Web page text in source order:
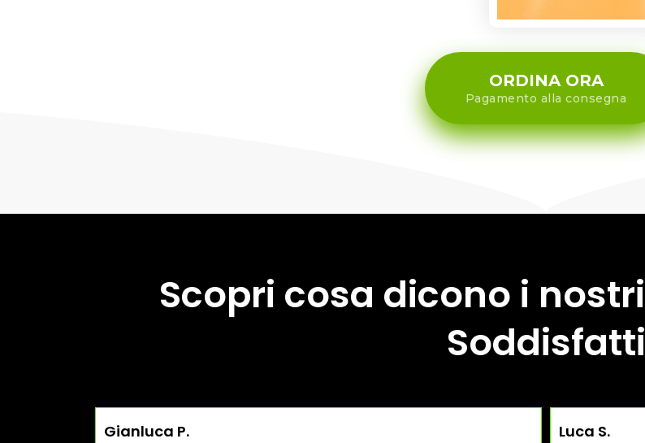
ORDINA ORA
Pagamento alla consegna
Scopri cosa dicono i nostri
Soddisfatti
Gianluca P. Luca S.